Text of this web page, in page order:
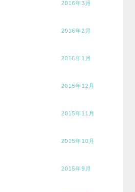
2016年3月
2016年2月
2016年1月
2015年12月
2015年11月
2015年10月
2015年9月